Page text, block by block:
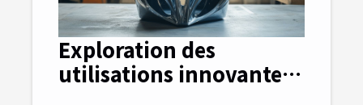
Exploration des
utilisations innovantes